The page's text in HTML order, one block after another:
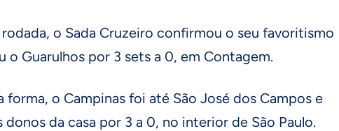
o Sada Cruzeiro confirmou o seu favoritismo
o Guarulhos por 3 sets a 0, em Contagem.
forma, o Campinas foi até São José dos Campos e
donos da casa por 3 a 0, no interior de São Paulo.